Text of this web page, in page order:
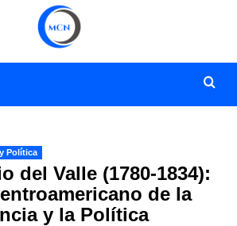
Política
del Valle (1780-1834):
de la
y la Política